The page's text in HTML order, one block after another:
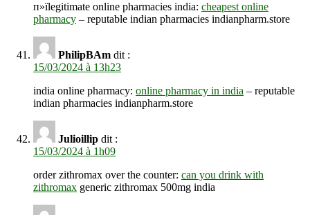
п»їlegitimate online pharmacies india: cheapest online
pharmacy – reputable indian pharmacies indianpharm.store
PhilipBAm dit :
15/03/2024 à 13h23
india online pharmacy: online pharmacy in india – reputable
indian pharmacies indianpharm.store
Julioillip dit :
15/03/2024 à 1h09
order zithromax over the counter: can you drink with
zithromax generic zithromax 500mg india